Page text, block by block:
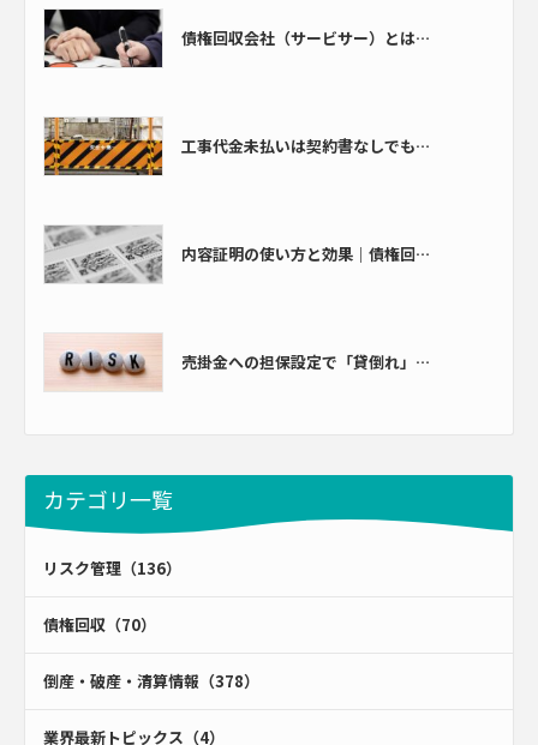
債権回収会社（サービサー）とは…
工事代金未払いは契約書なしでも…
内容証明の使い方と効果｜債権回…
売掛金への担保設定で「貸倒れ」…
カテゴリ一覧
リスク管理（136）
債権回収（70）
倒産・破産・清算情報（378）
業界最新トピックス（4）